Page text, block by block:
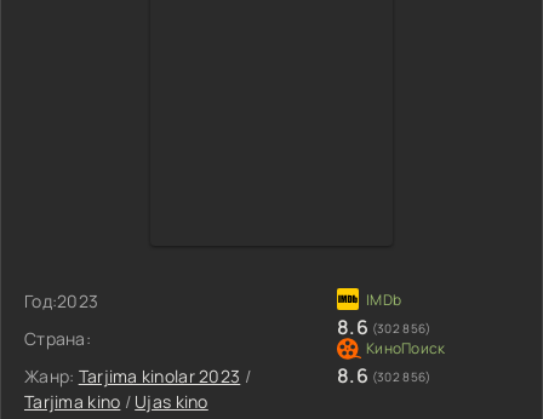
Год:2023
Страна:
Жанр: Tarjima kinolar 2023 /
Tarjima kino / Ujas kino
8.6 (302 856)
8.6 (302 856)